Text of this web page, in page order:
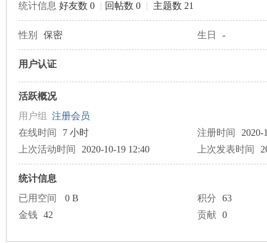
统计信息 好友数 0 | 回帖数 0 | 主题数 21
性别 保密 生日 -
用户认证
活跃概况
用户组 注册会员
在线时间
7 小时 注册时间
2020-
上次活动时间
2020-10-19 12:40 上次发表时间
统计信息
已用空间
0 B 积分
63
金钱
42 贡献 0